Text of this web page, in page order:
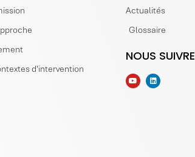
d'intervention
Actualités
Glossaire
NOUS SUIVRE